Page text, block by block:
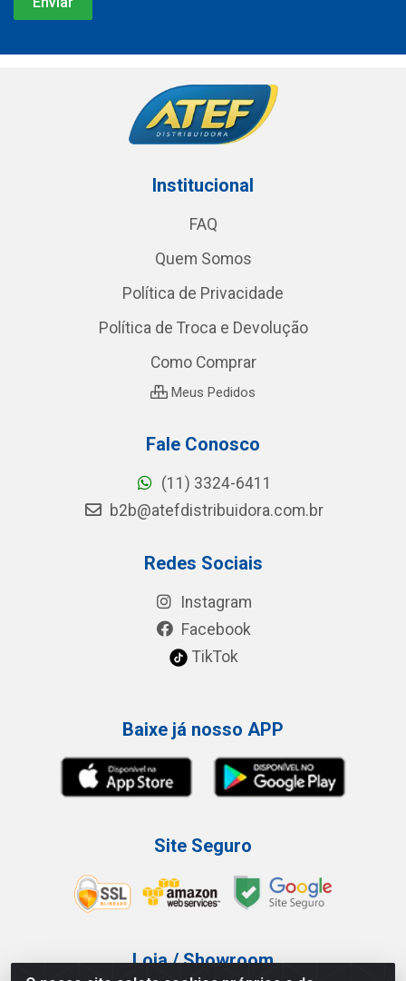
Institucional
FAQ
Quem Somos
Política de Privacidade
Política de Troca e Devolução
Como Comprar
Meus Pedidos
Fale Conosco
(11) 3324-6411
b2b@atefdistribuidora.com.br
Redes Sociais
Instagram
Facebook
TikTok
Baixe já nosso APP
Site Seguro
Loja / Showroom